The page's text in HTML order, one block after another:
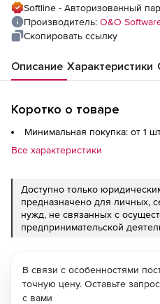
Softline - Авторизованный
Производитель: O&O
Скопировать ссылку
Описание Характеристики
Коротко о товаре
Минимальная покупка: от 1
Все характеристики
Доступно только
предназначено для личных,
нужд, не связанных с
предпринимательской
В связи с особенностями
точную цену. Оставьте
с вами